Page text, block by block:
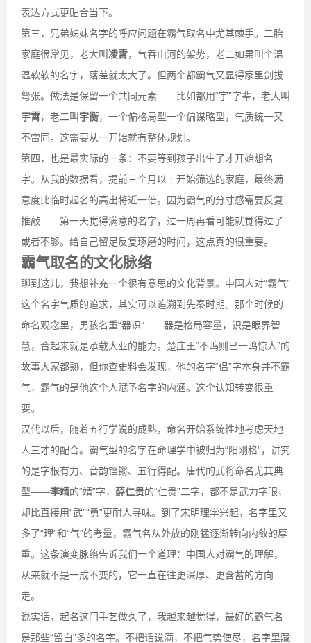
表达方式更贴合当下。
第三，兄弟姊妹名字的呼应问题在霸气取名中尤其棘手。二胎
家庭很常见，老大叫凌霄，气吞山河的架势，老二如果叫个温
温软软的名字，落差就太大了。但两个都霸气又显得家里剑拔
弩张。做法是保留一个共同元素——比如都用“宇”字辈，老大叫
宇霄，老二叫宇衡，一个偏格局型一个偏谋略型，气质统一又
不雷同。这需要从一开始就有整体规划。
第四，也是最实际的一条：不要等到孩子出生了才开始想名
字。从我的数据看，提前三个月以上开始筛选的家庭，最终满
意度比临时起名的高出将近一倍。因为霸气的分寸感需要反复
推敲——第一天觉得满意的名字，过一周再看可能就觉得过了
或者不够。给自己留足反复琢磨的时间，这点真的很重要。
霸气取名的文化脉络
聊到这儿，我想补充一个很有意思的文化背景。中国人对“霸气”
这个名字气质的追求，其实可以追溯到先秦时期。那个时候的
命名观念里，男孩名重“器识”——器是格局容量，识是眼界智
慧，合起来就是承载大业的能力。楚庄王“不鸣则已一鸣惊人”的
故事大家都熟，但你查史料会发现，他的名字“侣”字本身并不霸
气，霸气的是他这个人赋予名字的内涵。这个认知转变很重
要。
汉代以后，随着五行学说的成熟，命名开始系统性地考虑天地
人三才的配合。霸气型的名字在命理学中被归为“阳刚格”，讲究
的是字根有力、音韵铿锵、五行得配。唐代的武将命名尤其典
型——李靖的“靖”字， 薛仁贵的“仁贵”二字，都不是武力字眼，
却比直接用“武”“勇”更耐人寻味。到了宋明理学兴起，名字里又
多了“理”和“气”的考量，霸气名从外放的刚猛逐渐转向内敛的厚
重。这条演变脉络告诉我们一个道理：中国人对霸气的理解，
从来就不是一成不变的，它一直在往更深厚、更含蓄的方向
走。
说实话，起名这门手艺做久了，我越来越觉得，最好的霸气名
是那些“留白”多的名字。不把话说满，不把气势使尽，名字里藏